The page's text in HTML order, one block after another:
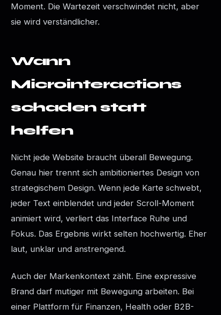
Moment. Die Wartezeit verschwindet nicht, aber
sie wird verständlicher.
Wann
Microinteractions
schaden statt
helfen
Nicht jede Website braucht überall Bewegung.
Genau hier trennt sich ambitioniertes Design von
strategischem Design. Wenn jede Karte schwebt,
jeder Text einblendet und jeder Scroll-Moment
animiert wird, verliert das Interface Ruhe und
Fokus. Das Ergebnis wirkt selten hochwertig. Eher
laut, unklar und anstrengend.
Auch der Markenkontext zählt. Eine expressive
Brand darf mutiger mit Bewegung arbeiten. Bei
einer Plattform für Finanzen, Health oder B2B-